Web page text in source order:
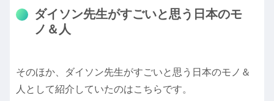
ダイソン先生がすごいと思う日本のモ
ノ＆人
そのほか、ダイソン先生がすごいと思う日本のモノ＆
人として紹介していたのはこちらです。